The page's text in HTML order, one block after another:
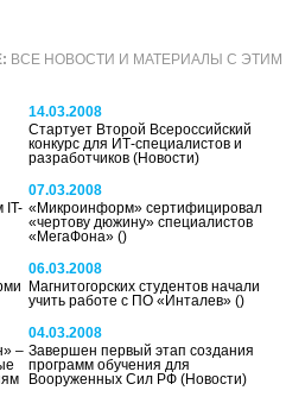
ВСЕ НОВОСТИ И МАТЕРИАЛЫ С ЭТИМ
14.03.2008
Стартует Второй Всероссийский
конкурс для ИТ-специалистов и
разработчиков(Новости)
IT-
07.03.2008
«Микроинформ» сертифицировал
«чертову дюжину» специалистов
«МегаФона»()
06.03.2008
Магнитогорских студентов начали
учить работе с ПО «Инталев»()
–
04.03.2008
Завершен первый этап создания
программ обучения для
Вооруженных Сил РФ(Новости)